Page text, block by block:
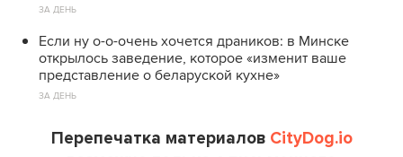
ЗА ДЕНЬ
Если ну о-о-очень хочется драников: в Минске
открылось заведение, которое «изменит ваше
представление о беларуской кухне»
ЗА ДЕНЬ
Перепечатка материалов CityDog.io